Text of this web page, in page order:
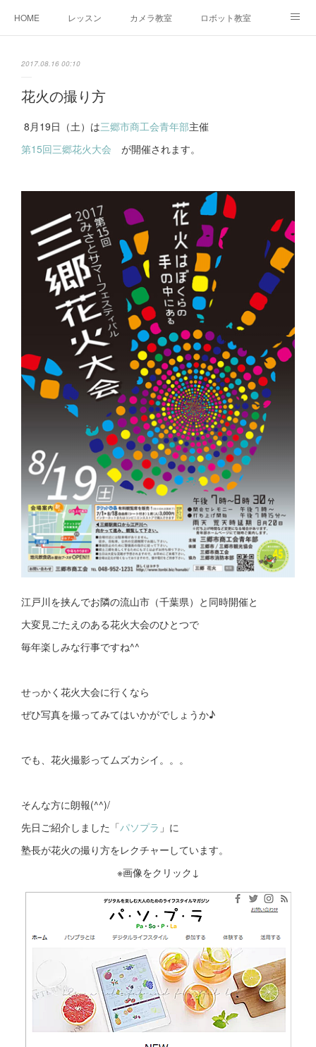
HOME レッスン カメラ教室 ロボット教室
2017.08.16 00:10
花火の撮り方
8月19日（土）は三郷市商工会青年部主催
第15回三郷花火大会 が開催されます。
江戸川を挟んでお隣の流山市（千葉県）と同時開催と
大変見ごたえのある花火大会のひとつで
毎年楽しみな行事ですね^^
せっかく花火大会に行くなら
ぜひ写真を撮ってみてはいかがでしょうか♪
でも、花火撮影ってムズカシイ。。。
そんな方に朗報(^^)/
先日ご紹介しました「パソプラ 」に
塾長が花火の撮り方をレクチャーしています。
※画像をクリック↓